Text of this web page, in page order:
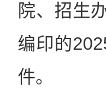
院、招生
编印的
件。